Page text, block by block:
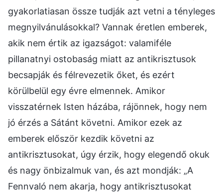
gyakorlatiasan össze tudják azt vetni a tényleges
megnyilvánulásokkal? Vannak éretlen emberek,
akik nem értik az igazságot: valamiféle
pillanatnyi ostobaság miatt az antikrisztusok
becsapják és félrevezetik őket, és ezért
körülbelül egy évre elmennek. Amikor
visszatérnek Isten házába, rájönnek, hogy nem
jó érzés a Sátánt követni. Amikor ezek az
emberek először kezdik követni az
antikrisztusokat, úgy érzik, hogy elegendő okuk
és nagy önbizalmuk van, és azt mondják: „A
Fennvaló nem akarja, hogy antikrisztusokat